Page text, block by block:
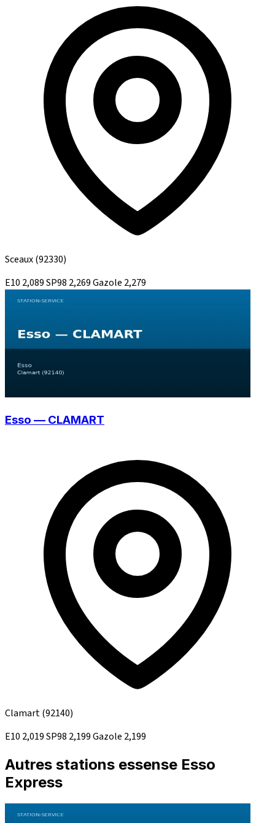
Sceaux(92330)
E10 2,089SP98 2,269Gazole 2,279
Esso — CLAMART
Clamart(92140)
E10 2,019SP98 2,199Gazole 2,199
Autres stations essense Esso
Express